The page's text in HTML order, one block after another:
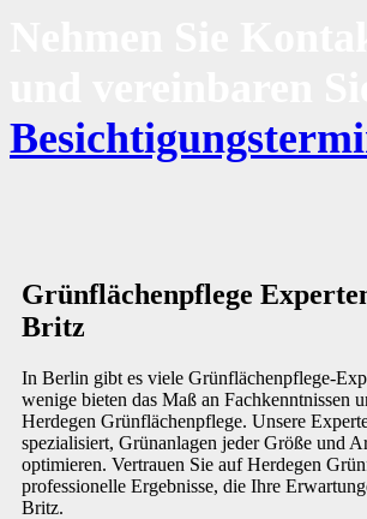
Grünflächenpflege
Britz
In Berlin gibt es viele Grünflächenpflege-
wenige bieten das Maß an Fachkenntnissen
Herdegen Grünflächenpflege. Unsere
spezialisiert, Grünanlagen jeder Größe und
optimieren. Vertrauen Sie auf Herdegen
professionelle Ergebnisse, die Ihre
Britz.